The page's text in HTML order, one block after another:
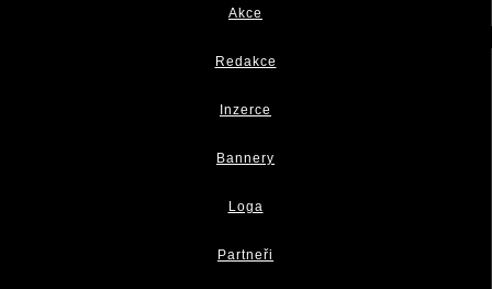
Akce
Redakce
Inzerce
Bannery
Loga
Partneři